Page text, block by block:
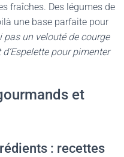
fraîches. Des légumes de
une base parfaite pour
pas un velouté de courge
pour pimenter
et
: recettes